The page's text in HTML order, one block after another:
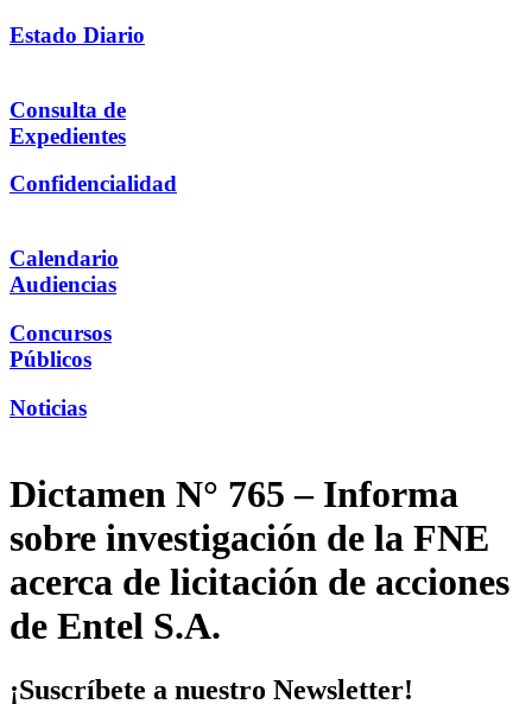
Estado Diario
Consulta de
Expedientes
Confidencialidad
Calendario
Audiencias
Concursos
Públicos
Noticias
Dictamen N° 765 – Informa
sobre investigación de la FNE
acerca de licitación de acciones
de Entel S.A.
¡Suscríbete a nuestro Newsletter!